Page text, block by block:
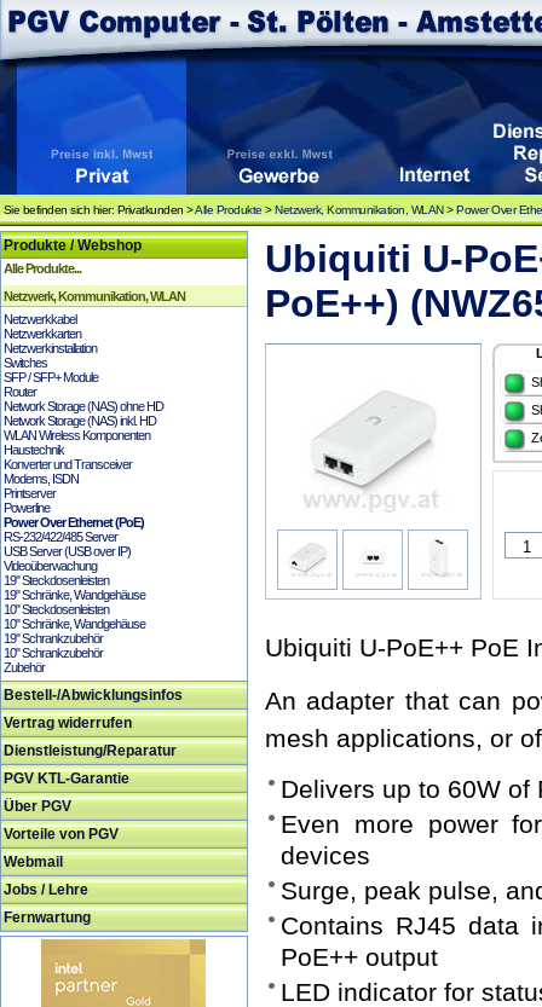
Sie befinden sich hier: Privatkunden >Alle Produkte >Netzwerk, Kommunikation, WLAN>Power Over
Produkte / Webshop
Alle Produkte...
Netzwerk, Kommunikation, WLAN
Netzwerkkabel
Netzwerkkarten
Netzwerkinstallation
Switches
SFP / SFP+ Module
Router
Network Storage (NAS) ohne HD
Network Storage (NAS) inkl. HD
WLAN Wireless Komponenten
Haustechnik
Konverter und Transceiver
Modems, ISDN
Printserver
Powerline
Power Over Ethernet (PoE)
RS-232/422/485 Server
USB Server (USB over IP)
Videoüberwachung
19" Steckdosenleisten
19" Schränke, Wandgehäuse
10" Steckdosenleisten
10" Schränke, Wandgehäuse
19" Schrankzubehör
10" Schrankzubehör
Zubehör
Bestell-/Abwicklungsinfos
Vertrag widerrufen
Dienstleistung/Reparatur
PGV KTL-Garantie
Über PGV
Vorteile von PGV
Webmail
Jobs / Lehre
Fernwartung
Ubiquiti U-
PoE++)
Ubiquiti U-PoE++ PoE
An adapter that can
mesh applications, or
Delivers up to 60W of
Even more power
devices
Surge, peak pulse,
Contains RJ45 data
PoE++ output
LED indicator for